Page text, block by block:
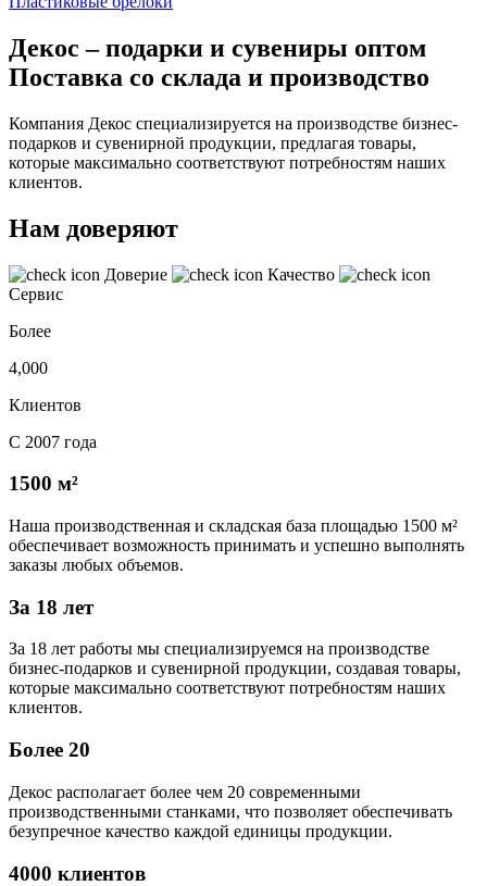
Декос – подарки и сувениры оптом
Поставка со склада и производство
Компания Декос специализируется на производстве бизнес-
подарков и сувенирной продукции, предлагая товары,
которые максимально соответствуют потребностям наших
клиентов.
Нам доверяют
Доверие
Качество
Сервис
Более
4,000
Клиентов
С 2007 года
1500 м²
Наша производственная и складская база площадью 1500 м²
обеспечивает возможность принимать и успешно выполнять
заказы любых объемов.
За 18 лет
За 18 лет работы мы специализируемся на производстве
бизнес-подарков и сувенирной продукции, создавая товары,
которые максимально соответствуют потребностям наших
клиентов.
Более 20
Декос располагает более чем 20 современными
производственными станками, что позволяет обеспечивать
безупречное качество каждой единицы продукции.
4000 клиентов